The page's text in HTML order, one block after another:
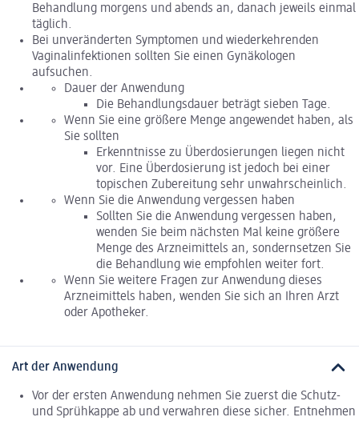
Behandlung morgens und abends an, danach jeweils einmal
täglich.
Bei unveränderten Symptomen und wiederkehrenden
Vaginalinfektionen sollten Sie einen Gynäkologen
aufsuchen.
Dauer der Anwendung
Die Behandlungsdauer beträgt sieben Tage.
Wenn Sie eine größere Menge angewendet haben, als
Sie sollten
Erkenntnisse zu Überdosierungen liegen nicht
vor. Eine Überdosierung ist jedoch bei einer
topischen Zubereitung sehr unwahrscheinlich.
Wenn Sie die Anwendung vergessen haben
Sollten Sie die Anwendung vergessen haben,
wenden Sie beim nächsten Mal keine größere
Menge des Arzneimittels an, sondernsetzen Sie
die Behandlung wie empfohlen weiter fort.
Wenn Sie weitere Fragen zur Anwendung dieses
Arzneimittels haben, wenden Sie sich an Ihren Arzt
oder Apotheker.
Art der Anwendung
Vor der ersten Anwendung nehmen Sie zuerst die Schutz-
und Sprühkappe ab und verwahren diese sicher. Entnehmen